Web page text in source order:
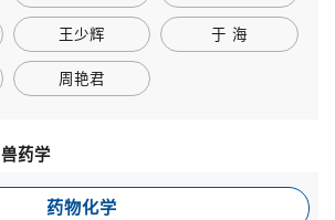
王少辉 于 海
周艳君
药学
药物化学